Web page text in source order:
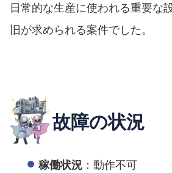
日常的な生産に使われる重要な
旧が求められる案件でした。
故障の状況
稼働状況 ：動作不可